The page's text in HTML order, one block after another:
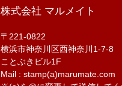
株式会社 マルメイト
〒221-0822
横浜市神奈川区西神奈川1-7-8
ことぶきビル1F
Mail : stamp(a)marumate.com